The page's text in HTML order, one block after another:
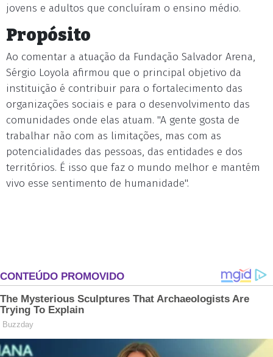
jovens e adultos que concluíram o ensino médio.
Propósito
Ao comentar a atuação da Fundação Salvador Arena,
Sérgio Loyola afirmou que o principal objetivo da
instituição é contribuir para o fortalecimento das
organizações sociais e para o desenvolvimento das
comunidades onde elas atuam. "A gente gosta de
trabalhar não com as limitações, mas com as
potencialidades das pessoas, das entidades e dos
territórios. É isso que faz o mundo melhor e mantém
vivo esse sentimento de humanidade".